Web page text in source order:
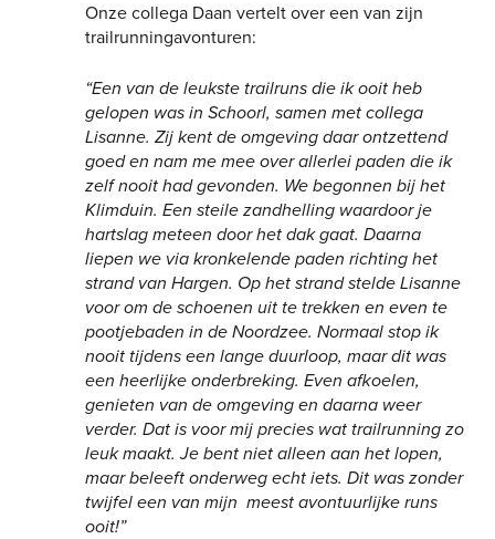
Onze collega Daan vertelt over een van zijn
trailrunningavonturen:
“Een van de leukste trailruns die ik ooit heb
gelopen was in Schoorl, samen met collega
Lisanne. Zij kent de omgeving daar ontzettend
goed en nam me mee over allerlei paden die ik
zelf nooit had gevonden. We begonnen bij het
Klimduin. Een steile zandhelling waardoor je
hartslag meteen door het dak gaat. Daarna
liepen we via kronkelende paden richting het
strand van Hargen. Op het strand stelde Lisanne
voor om de schoenen uit te trekken en even te
pootjebaden in de Noordzee. Normaal stop ik
nooit tijdens een lange duurloop, maar dit was
een heerlijke onderbreking. Even afkoelen,
genieten van de omgeving en daarna weer
verder. Dat is voor mij precies wat trailrunning zo
leuk maakt. Je bent niet alleen aan het lopen,
maar beleeft onderweg echt iets. Dit was zonder
twijfel een van mijn meest avontuurlijke runs
ooit!”